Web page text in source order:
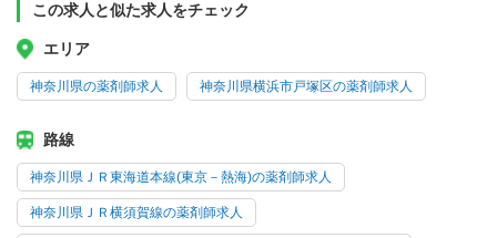
この求人と似た求人をチェック
エリア
神奈川県の薬剤師求人 神奈川県横浜市戸塚区の薬剤師求人
路線
神奈川県ＪＲ東海道本線(東京－熱海)の薬剤師求人
神奈川県ＪＲ横須賀線の薬剤師求人